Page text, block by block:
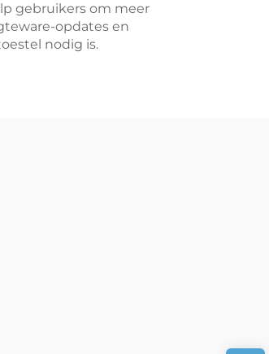
gebruikers om meer
opdates en
nodig is.